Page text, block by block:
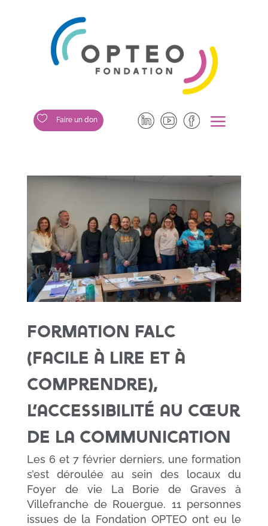
 Faire un don a
Formation FALC
(Facile à Lire et à
Comprendre),
l’accessibilité au cœur
de la communication
Les 6 et 7 février derniers, une formation
s’est déroulée au sein des locaux du
Foyer de vie La Borie de Graves à
Villefranche de Rouergue. 11 personnes
issues de la Fondation OPTEO ont eu le